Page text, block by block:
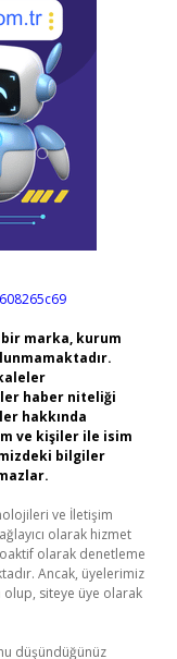
marka, kurum
haber niteliği
hakkında
ve kişiler ile isim
bilgiler
ve İletişim
olarak hizmet
olarak denetleme
Ancak, üyelerimiz
olup, siteye üye olarak
düşündüğünüz